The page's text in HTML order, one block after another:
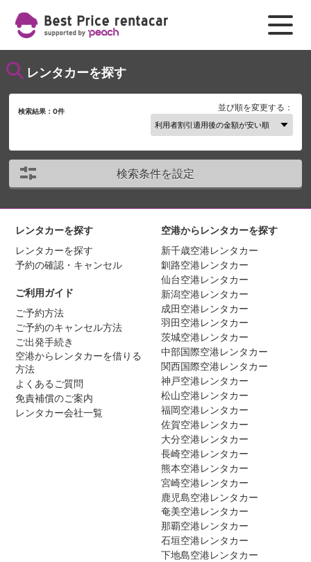
レンタカーを探す
検索結果：0件 並び順を変更する：
検索条件を設定
レンタカーを探す
レンタカーを探す
予約の確認・キャンセル
ご利用ガイド
ご予約方法
ご予約のキャンセル方法
ご出発手続き
空港からレンタカーを借りる
方法
よくあるご質問
免責補償のご案内
レンタカー会社一覧
空港からレンタカーを探す
新千歳空港レンタカー
釧路空港レンタカー
仙台空港レンタカー
新潟空港レンタカー
成田空港レンタカー
羽田空港レンタカー
茨城空港レンタカー
中部国際空港レンタカー
関西国際空港レンタカー
神戸空港レンタカー
松山空港レンタカー
福岡空港レンタカー
佐賀空港レンタカー
大分空港レンタカー
長崎空港レンタカー
熊本空港レンタカー
宮崎空港レンタカー
鹿児島空港レンタカー
奄美空港レンタカー
那覇空港レンタカー
石垣空港レンタカー
下地島空港レンタカー